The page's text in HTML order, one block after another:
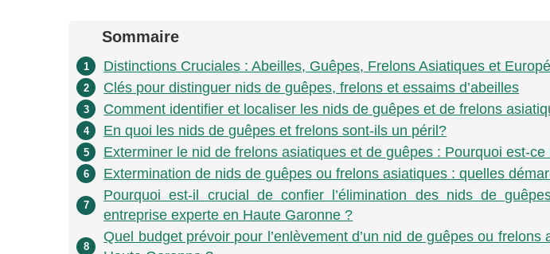
Sommaire
1 Distinctions Cruciales : Abeilles, Guêpes, Frelons Asiatiques et
2 Clés pour distinguer nids de guêpes, frelons et essaims d’abeilles
3 Comment identifier et localiser les nids de guêpes et de frelons
4 En quoi les nids de guêpes et frelons sont-ils un péril?
5 Exterminer le nid de frelons asiatiques et de guêpes : Pourquoi est-
6 Extermination de nids de guêpes ou frelons asiatiques : quelles
7
Pourquoi est-il crucial de confier l’élimination des nids de
entreprise experte en Haute Garonne ?
8
Quel budget prévoir pour l’enlèvement d’un nid de guêpes ou